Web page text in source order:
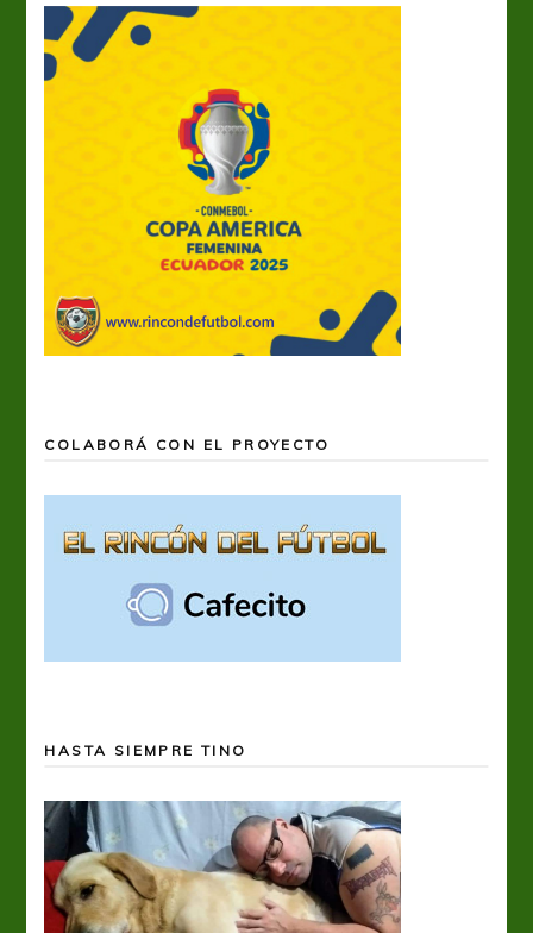
COLABORÁ CON EL PROYECTO
HASTA SIEMPRE TINO